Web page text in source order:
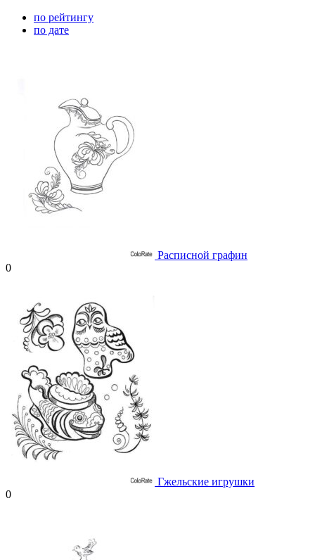
по рейтингу
по дате
Расписной графин
0
Гжельские игрушки
0